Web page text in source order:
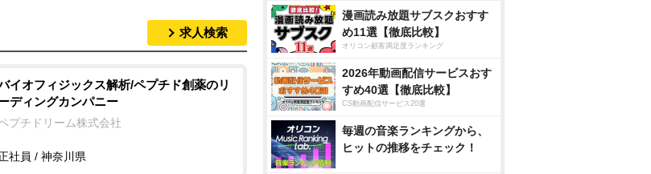
求人検索
イオフィジックス解析/ペプチド創薬のリ
ディングカンパニー
プチドリーム株式会社
社員 / 神奈川県
漫画読み放題サブスクおすす
め11選【徹底比較】
オリコン顧客満足度ランキング
2026年動画配信サービスおす
すめ40選【徹底比較】
CS動画配信サービス20選
毎週の音楽ランキングから、
ヒットの推移をチェック！